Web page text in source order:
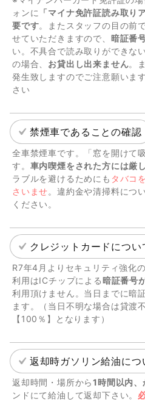
ォンに 「マイナ免許証読み取り
要です。またスタッフの目の前
せていただきますので、 暗証番
い。不具合で読み取りができな
の場合、 お貸出し出来ません。
発生致しますのでご注意願いま
さい
禁煙車であることの確認
全車禁煙車です。「窓を開けて
す。 車内喫煙をされた方には厳
ラブルを避けるためにも タバコ
さいませ。違約金や清掃料につ
ください。
クレジットカードについ
R7年4月よりセキュリティ強化
利用はICチップによる暗証番号
利用頂けません。当日までに暗
ます。（当日不明な場合は貸渡
【100％】となります）
返却時ガソリン給油につ
返却時間・場所から1時間以内
ンドにて給油して返却下さい。